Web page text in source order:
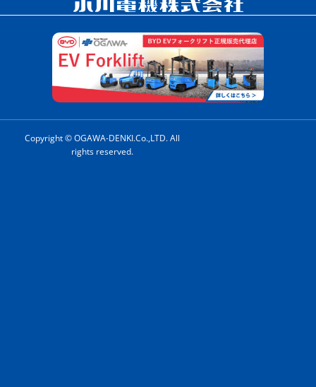
Copyright © OGAWA-DENKI.Co.,LTD. All
rights reserved.